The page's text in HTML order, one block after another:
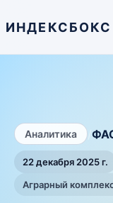
ИНДЕКСБОКС
Аналитика
22 декабря 2025 г.
Аграрный